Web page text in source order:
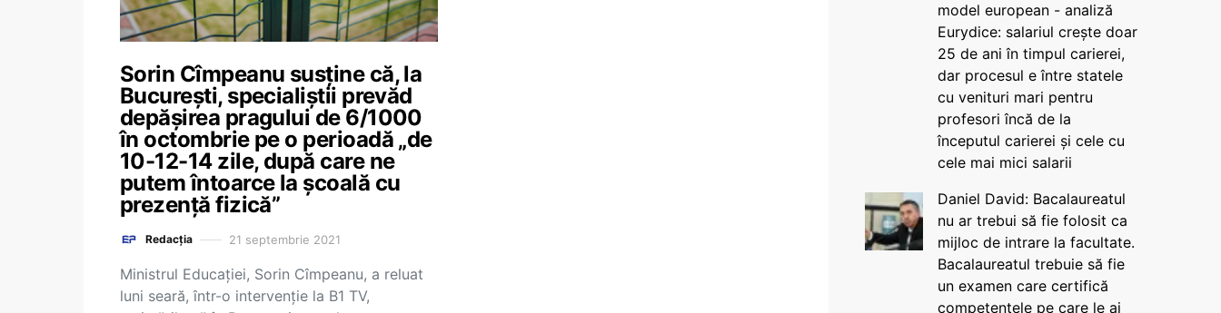
Sorin Cîmpeanu susține că, la
București, specialiștii prevăd
depășirea pragului de 6/1000
în octombrie pe o perioadă „de
10-12-14 zile, după care ne
putem întoarce la școală cu
prezență fizică”
Redacția 21 septembrie 2021
Ministrul Educației, Sorin Cîmpeanu, a reluat
luni seară, într-o intervenție la B1 TV,
model european - analiză
Eurydice: salariul crește doar
25 de ani în timpul carierei,
dar procesul e între statele
cu venituri mari pentru
profesori încă de la
începutul carierei și cele cu
cele mai mici salarii
Daniel David: Bacalaureatul
nu ar trebui să fie folosit ca
mijloc de intrare la facultate.
Bacalaureatul trebuie să fie
un examen care certifică
competențele pe care le ai